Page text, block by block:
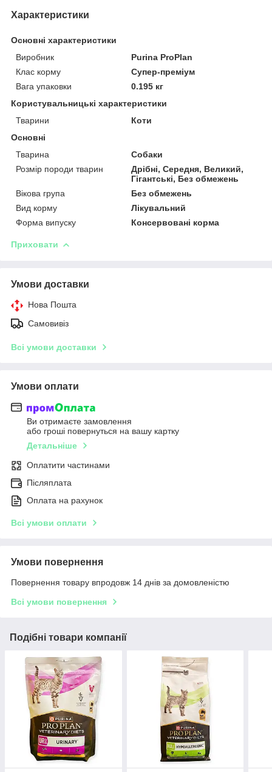
Характеристики
Основні характеристики
Виробник
Purina ProPlan
Клас корму
Супер-преміум
Вага упаковки
0.195 кг
Користувальницькі характеристики
Тварини
Коти
Основні
Тварина
Собаки
Розмір породи тварин
Дрібні, Середня, Великий,
Гігантські, Без обмежень
Вікова група
Без обмежень
Вид корму
Лікувальний
Форма випуску
Консервовані корма
Приховати
Умови доставки
Нова Пошта
Самовивіз
Всі умови доставки
Умови оплати
Ви отримаєте замовлення
або гроші повернуться на вашу картку
Детальніше
Оплатити частинами
Післяплата
Оплата на рахунок
Всі умови оплати
Умови повернення
Повернення товару впродовж 14 днів за домовленістю
Всі умови повернення
Подібні товари компанії